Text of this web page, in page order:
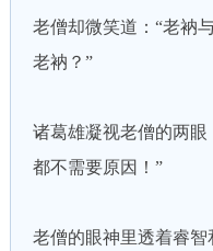
老僧却微笑道：“老衲
老衲？”
诸葛雄凝视老僧的两
都不需要原因！”
老僧的眼神里透着睿